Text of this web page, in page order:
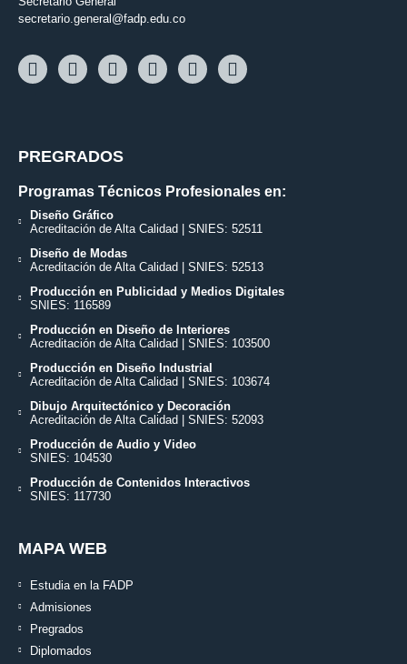
secretario.general@fadp.edu.co
PREGRADOS
Programas Técnicos Profesionales en:
Diseño Gráfico
Acreditación de Alta Calidad | SNIES: 52511
Diseño de Modas
Acreditación de Alta Calidad | SNIES: 52513
Producción en Publicidad y Medios Digitales
SNIES: 116589
Producción en Diseño de Interiores
Acreditación de Alta Calidad | SNIES: 103500
Producción en Diseño Industrial
Acreditación de Alta Calidad | SNIES: 103674
Dibujo Arquitectónico y Decoración
Acreditación de Alta Calidad | SNIES: 52093
Producción de Audio y Video
SNIES: 104530
Producción de Contenidos Interactivos
SNIES: 117730
MAPA WEB
Estudia en la FADP
Admisiones
Pregrados
Diplomados